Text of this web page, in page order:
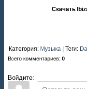
Скачать
Категория: Музыка | Теги:
Всего комментариев: 0
Войдите: